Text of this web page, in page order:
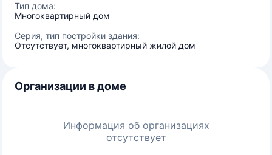
Тип дома:
Многоквартирный дом
Серия, тип постройки здания:
Отсутствует, многоквартирный жилой дом
Организации в доме
Информация об организациях
отсутствует